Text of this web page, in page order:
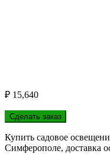
₽ 15,640
Сделать заказ
Купить садовое
Симферополе, доставка